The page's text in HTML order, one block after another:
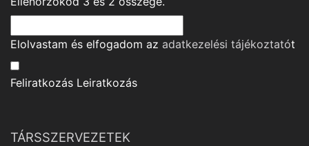
Elolvastam és elfogadom az adatkezelési tájékoztatót
Feliratkozás Leiratkozás
TÁRSSZERVEZETEK